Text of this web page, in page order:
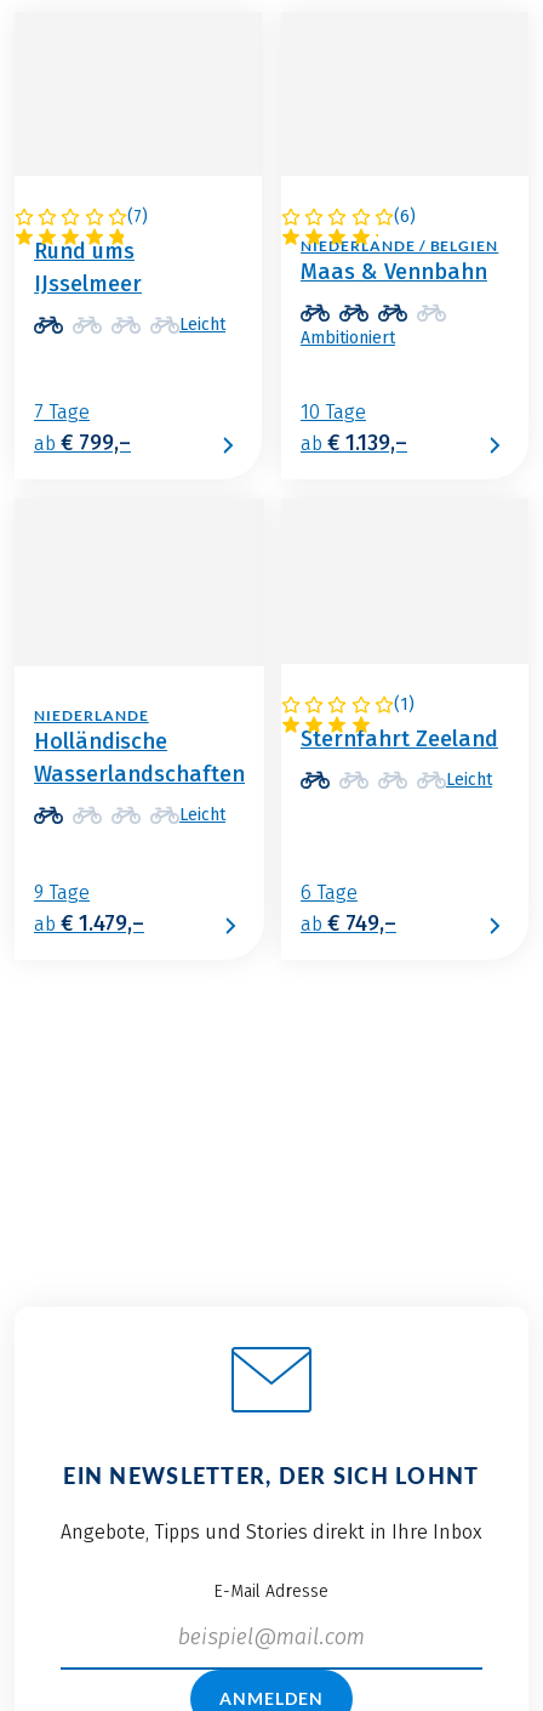
(7)
NIEDERLANDE
Rund ums
IJsselmeer
Leicht
7 Tage
ab € 799,–
(6)
FRANKREICH /
NIEDERLANDE / BELGIEN
Maas & Vennbahn
Ambitioniert
10 Tage
ab € 1.139,–
NIEDERLANDE
Holländische
Wasserlandschaften
Leicht
9 Tage
ab € 1.479,–
(1)
NIEDERLANDE
Sternfahrt Zeeland
Leicht
6 Tage
ab € 749,–
EIN NEWSLETTER, DER SICH LOHNT
Angebote, Tipps und Stories direkt in Ihre Inbox
E-Mail Adresse
ANMELDEN